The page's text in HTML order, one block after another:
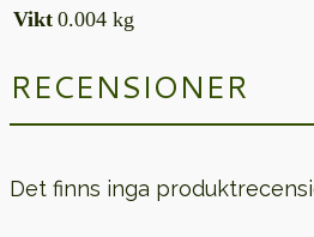
Vikt 0.004 kg
RECENSIONER
Det finns inga